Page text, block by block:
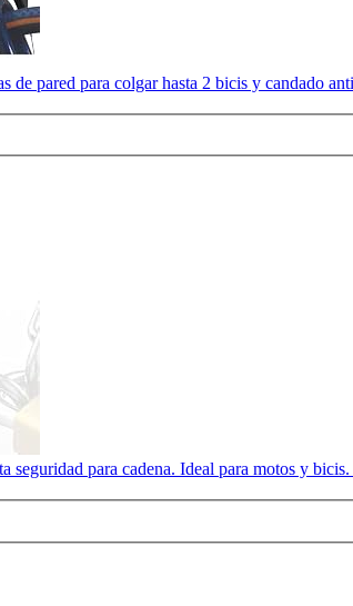
de pared para colgar hasta 2 bicis y candado
seguridad para cadena. Ideal para motos y